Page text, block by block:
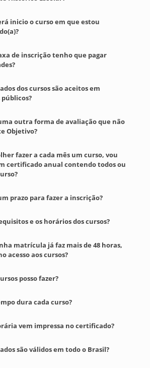
inicio o curso em que estou
de inscrição tenho que pagar
dos cursos são aceitos em
outra forma de avaliação que não
Objetivo?
fazer a cada mês um curso, vou
certificado anual contendo todos ou
prazo para fazer a inscrição?
e os horários dos cursos?
matrícula já faz mais de 48 horas,
acesso aos cursos?
posso fazer?
dura cada curso?
vem impressa no certificado?
são válidos em todo o Brasil?